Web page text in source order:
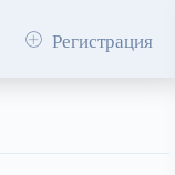
Регистрация